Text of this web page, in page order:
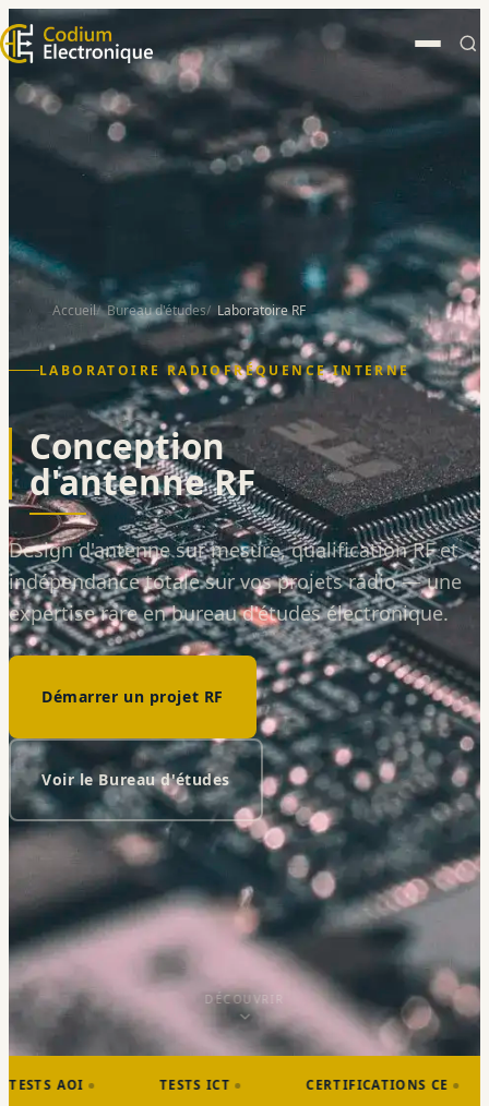
Accueil Bureau d'études Laboratoire RF
LABORATOIRE RADIOFRÉQUENCE INTERNE
Conception
d'antenne RF
Design d'antenne sur mesure, qualification RF et
indépendance totale sur vos projets radio — une
expertise rare en bureau d'études électronique.
Démarrer un projet RF
Voir le Bureau d'études
DÉCOUVRIR
TESTS ICT CERTIFICATIONS CE